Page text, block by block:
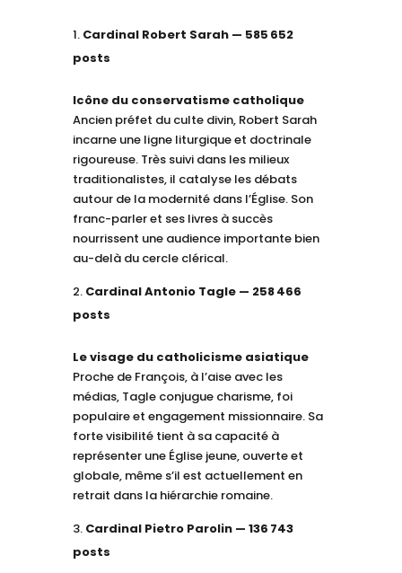
Cardinal Robert Sarah — 585 652
posts
Icône du conservatisme catholique
Ancien préfet du culte divin, Robert Sarah
incarne une ligne liturgique et doctrinale
rigoureuse. Très suivi dans les milieux
traditionalistes, il catalyse les débats
autour de la modernité dans l’Église. Son
franc-parler et ses livres à succès
nourrissent une audience importante bien
au-delà du cercle clérical.
Cardinal Antonio Tagle — 258 466
posts
Le visage du catholicisme asiatique
Proche de François, à l’aise avec les
médias, Tagle conjugue charisme, foi
populaire et engagement missionnaire. Sa
forte visibilité tient à sa capacité à
représenter une Église jeune, ouverte et
globale, même s’il est actuellement en
retrait dans la hiérarchie romaine.
Cardinal Pietro Parolin — 136 743
posts